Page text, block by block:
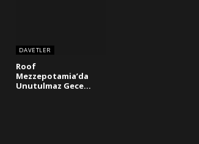
DAVETLER
Roof
Mezzepotamia’da
Unutulmaz Gece…